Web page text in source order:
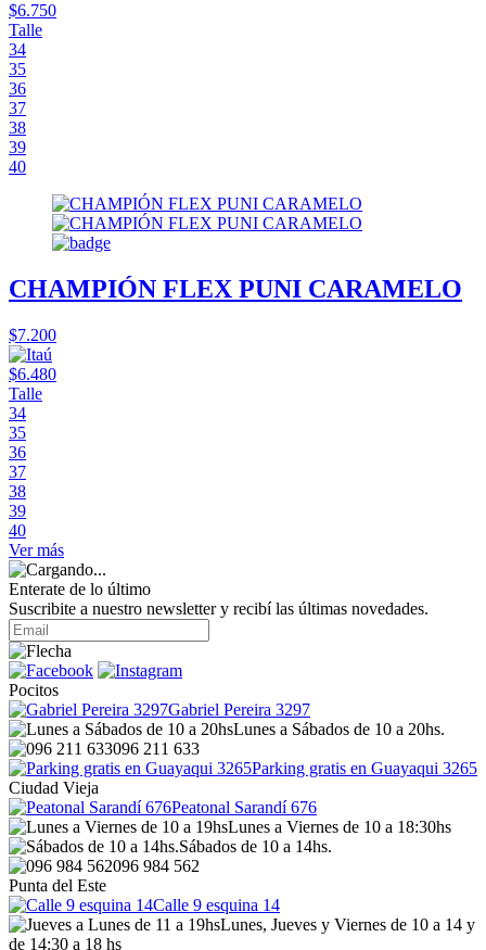
$6.750
Talle
34
35
36
37
38
39
40
CHAMPIÓN FLEX PUNI CARAMELO
$7.200
$6.480
Talle
34
35
36
37
38
39
40
Ver más
Enterate de lo último
Suscribite a nuestro newsletter y recibí las últimas novedades.
Pocitos
Gabriel Pereira 3297
Lunes a Sábados de 10 a 20hs.
096 211 633
Parking gratis en Guayaqui 3265
Ciudad Vieja
Peatonal Sarandí 676
Lunes a Viernes de 10 a 18:30hs
Sábados de 10 a 14hs.
096 984 562
Punta del Este
Calle 9 esquina 14
Lunes, Jueves y Viernes de 10 a 14 y
de 14:30 a 18 hs